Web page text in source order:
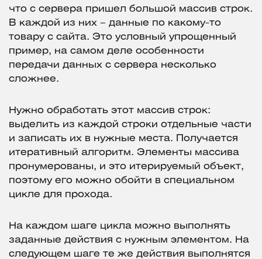
что с сервера пришел большой массив строк.
В каждой из них – данные по какому-то
товару с сайта. Это условный упрощенный
пример, на самом деле особенности
передачи данных с сервера несколько
сложнее.
Нужно обработать этот массив строк:
выделить из каждой строки отдельные части
и записать их в нужные места. Получается
итеративный алгоритм. Элементы массива
пронумерованы, и это итерируемый объект,
поэтому его можно обойти в специальном
цикле для прохода.
На каждом шаге цикла можно выполнять
заданные действия с нужным элементом. На
следующем шаге те же действия выполнятся